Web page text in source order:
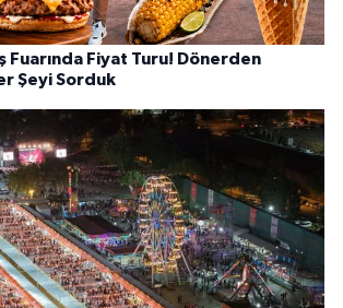
Fuarında Fiyat Turu! Dönerden
Şeyi Sorduk